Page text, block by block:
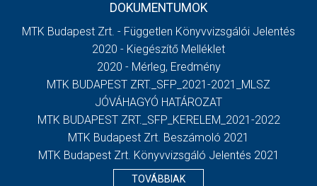
DOKUMENTUMOK
MTK Budapest Zrt. - Független Könyvvizsgálói Jelentés
2020 - Kiegészítő Melléklet
2020 - Mérleg, Eredmény
MTK BUDAPEST ZRT._SFP_2021-2021_MLSZ
JÓVÁHAGYÓ HATÁROZAT
MTK BUDAPEST ZRT._SFP_KERELEM_2021-2022
MTK Budapest Zrt. Beszámoló 2021
MTK Budapest Zrt. Könyvvizsgáló Jelentés 2021
TOVÁBBIAK